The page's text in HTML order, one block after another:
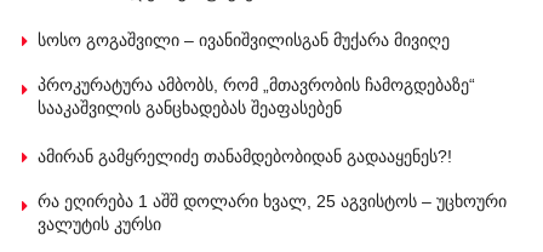
სოსო გოგაშვილი – ივანიშვილისგან მუქარა მივიღე
პროკურატურა ამბობს, რომ „მთავრობის ჩამოგდებაზე“
სააკაშვილის განცხადებას შეაფასებენ
ამირან გამყრელიძე თანამდებობიდან გადააყენეს?!
რა ეღირება 1 აშშ დოლარი ხვალ, 25 აგვისტოს – უცხოური
ვალუტის კურსი